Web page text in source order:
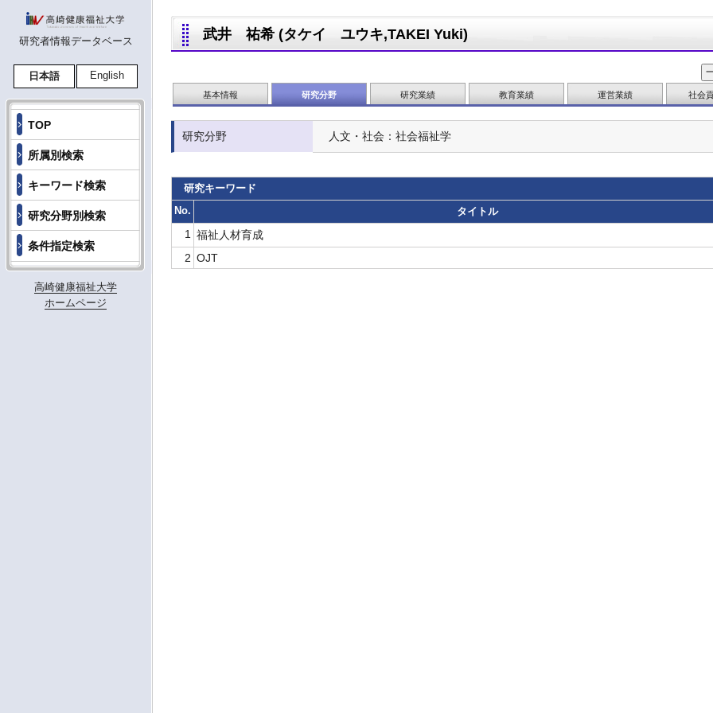
研究者情報データベース
日本語 English
TOP
所属別検索
キーワード検索
研究分野別検索
条件指定検索
高崎健康福祉大学
ホームページ
武井 祐希 (タケイ ユウキ,TAKEI Yuki)
基本情報 研究分野 研究業績 教育業績 運営業績 社会
研究分野 人文・社会：社会福祉学
研究キーワード
No.
タイトル
1
福祉人材育成
2 OJT